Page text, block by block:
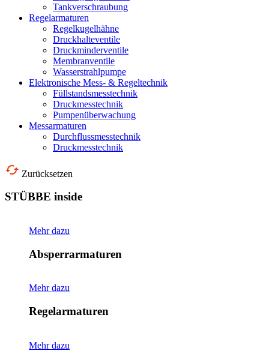
Tankverschraubung
Regelarmaturen
Regelkugelhähne
Druckhalteventile
Druckminderventile
Membranventile
Wasserstrahlpumpe
Elektronische Mess- & Regeltechnik
Füllstandsmesstechnik
Druckmesstechnik
Pumpenüberwachung
Messarmaturen
Durchflussmesstechnik
Druckmesstechnik
Zurücksetzen
STÜBBE inside
Mehr dazu
Absperrarmaturen
Mehr dazu
Regelarmaturen
Mehr dazu